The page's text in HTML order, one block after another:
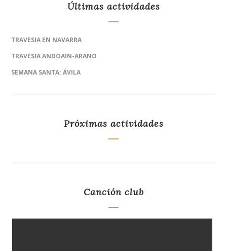
Últimas actividades
TRAVESIA EN NAVARRA
TRAVESIA ANDOAIN-ARANO
SEMANA SANTA: ÁVILA
Próximas actividades
Canción club